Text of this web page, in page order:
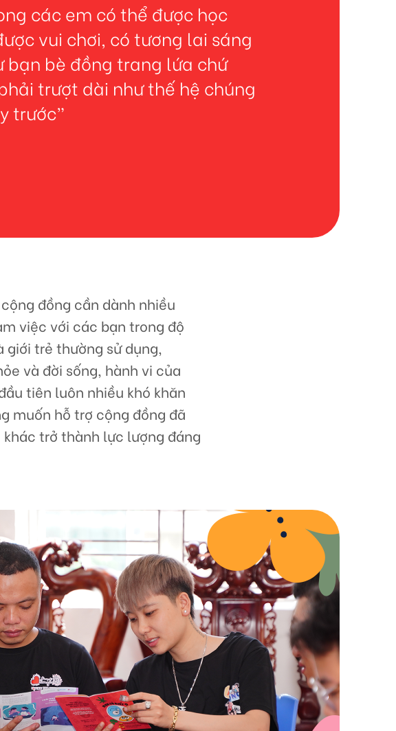
các em có thể được học
vui chơi, có tương lai sáng
bạn bè đồng trang lứa chứ
trượt dài như thế hệ chúng
trước”
đồng cần dành nhiều
việc với các bạn trong độ
trẻ thường sử dụng,
và đời sống, hành vi của
tiên luôn nhiều khó khăn
muốn hỗ trợ cộng đồng đã
trở thành lực lượng đáng